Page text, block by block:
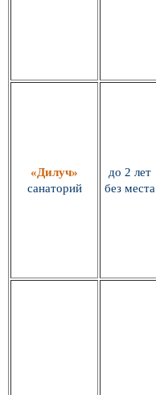
«Дилуч»
санаторий
до 2 лет
без места